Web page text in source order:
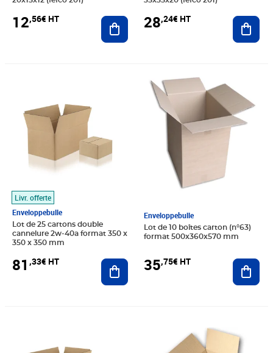
12,56€ HT Ajouter au panier
28,24€ HT
Livr. offerte
Enveloppebulle
Lot de 25 cartons double
cannelure 2w-40a format 350 x
350 x 350 mm
81 ,33€ HT Ajouter au panier
Enveloppebulle
Lot de 10 boîtes carton (n°63)
format 500x360x570 mm
35,75€ HT
Prix 35,75€ HT